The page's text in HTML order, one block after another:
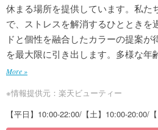
休まる場所を提供しています。私た
で、ストレスを解消するひとときを
ドと個性を融合したカラーの提案が
を最大限に引き出します。多様な年
More »
※情報提供元：楽天ビューティー
【平日】10:00-22:00/【土】10:00-20:00/